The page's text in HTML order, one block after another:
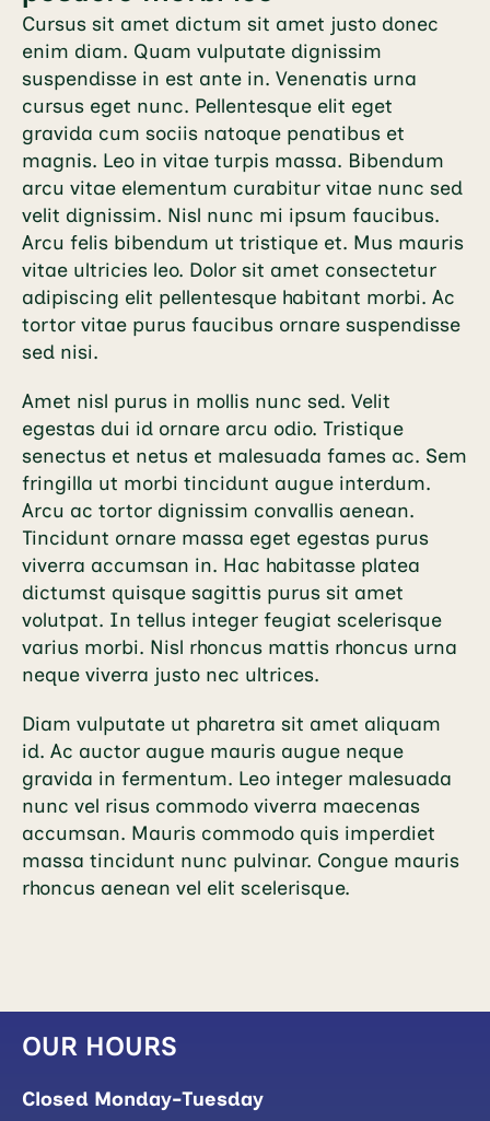
Cursus sit amet dictum sit amet justo donec
enim diam. Quam vulputate dignissim
suspendisse in est ante in. Venenatis urna
cursus eget nunc. Pellentesque elit eget
gravida cum sociis natoque penatibus et
magnis. Leo in vitae turpis massa. Bibendum
arcu vitae elementum curabitur vitae nunc sed
velit dignissim. Nisl nunc mi ipsum faucibus.
Arcu felis bibendum ut tristique et. Mus mauris
vitae ultricies leo. Dolor sit amet consectetur
adipiscing elit pellentesque habitant morbi. Ac
tortor vitae purus faucibus ornare suspendisse
sed nisi.
Amet nisl purus in mollis nunc sed. Velit
egestas dui id ornare arcu odio. Tristique
senectus et netus et malesuada fames ac. Sem
fringilla ut morbi tincidunt augue interdum.
Arcu ac tortor dignissim convallis aenean.
Tincidunt ornare massa eget egestas purus
viverra accumsan in. Hac habitasse platea
dictumst quisque sagittis purus sit amet
volutpat. In tellus integer feugiat scelerisque
varius morbi. Nisl rhoncus mattis rhoncus urna
neque viverra justo nec ultrices.
Diam vulputate ut pharetra sit amet aliquam
id. Ac auctor augue mauris augue neque
gravida in fermentum. Leo integer malesuada
nunc vel risus commodo viverra maecenas
accumsan. Mauris commodo quis imperdiet
massa tincidunt nunc pulvinar. Congue mauris
rhoncus aenean vel elit scelerisque.
OUR HOURS
Closed Monday-Tuesday